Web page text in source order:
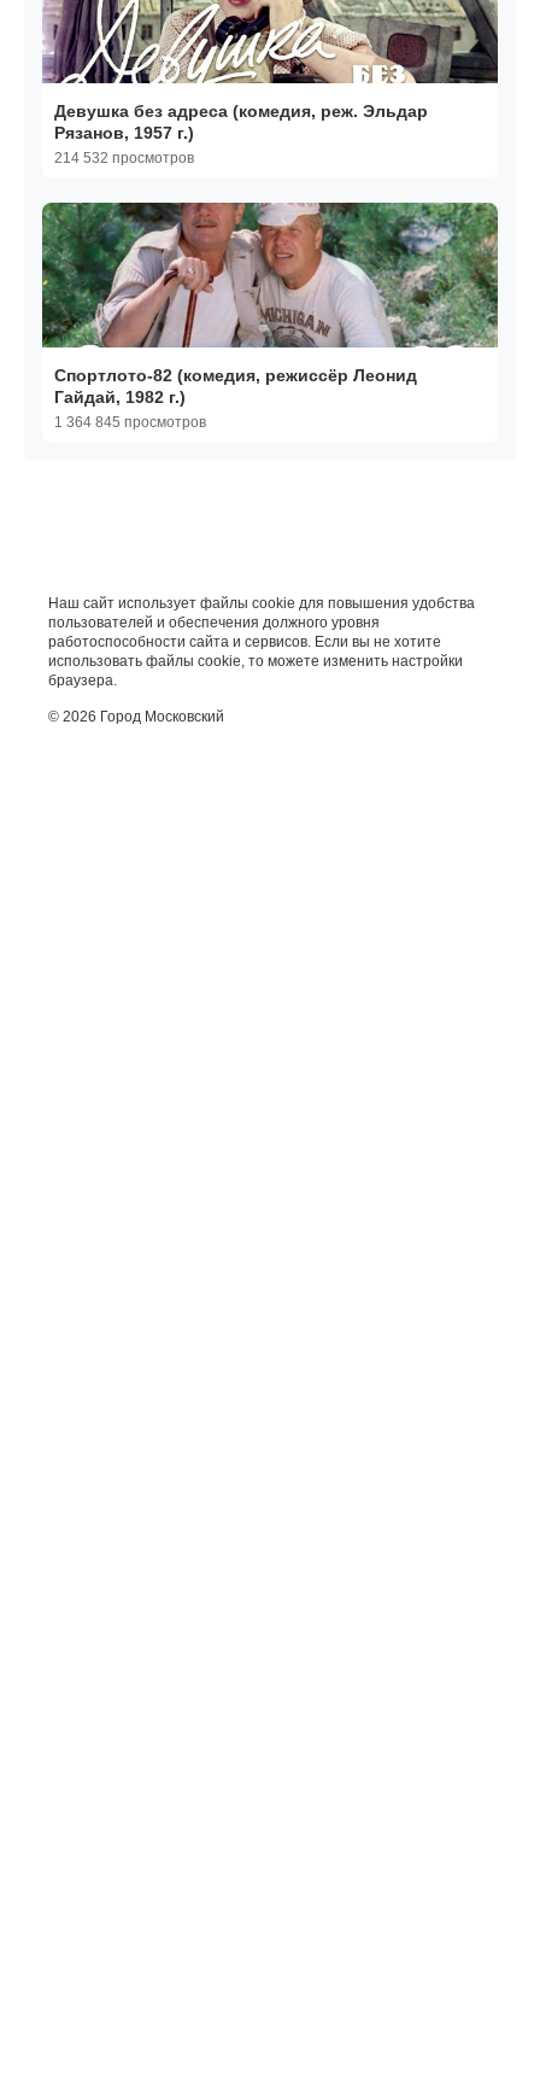
Девушка без адреса (комедия, реж. Эльдар
Рязанов, 1957 г.)
214 532 просмотров
Спортлото-82 (комедия, режиссёр Леонид
Гайдай, 1982 г.)
1 364 845 просмотров
Наш сайт использует файлы cookie для повышения удобства
пользователей и обеспечения должного уровня
работоспособности сайта и сервисов. Если вы не хотите
использовать файлы cookie, то можете изменить настройки
браузера.
© 2026 Город Московский